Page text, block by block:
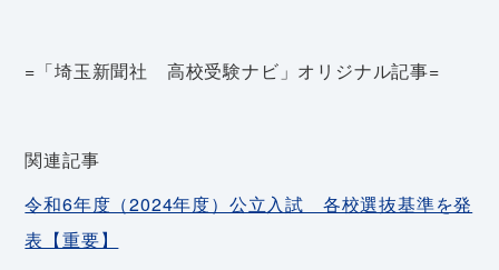
=「埼玉新聞社 高校受験ナビ」オリジナル記事=
関連記事
令和6年度（2024年度）公立入試 各校選抜基準を発
表【重要】